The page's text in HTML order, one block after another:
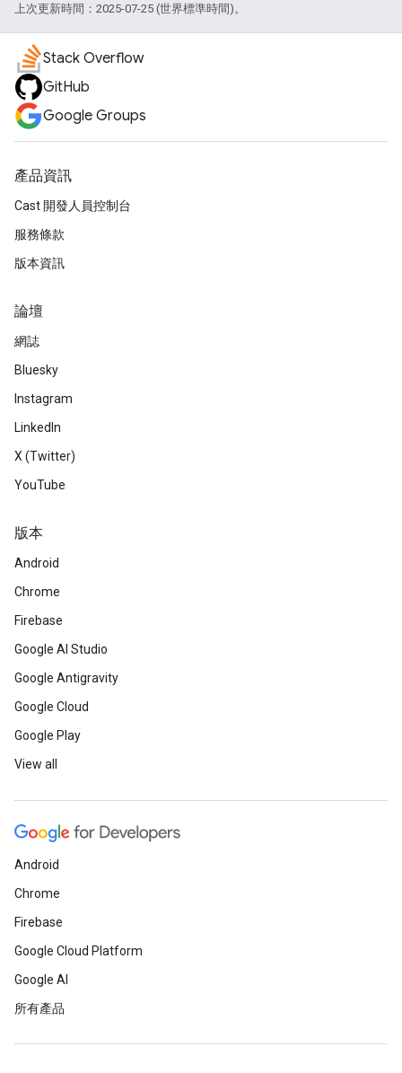
上次更新時間：2025-07-25 (世界標準時間)。
Stack Overflow
GitHub
Google Groups
產品資訊
Cast 開發人員控制台
服務條款
版本資訊
論壇
網誌
Bluesky
Instagram
LinkedIn
X (Twitter)
YouTube
版本
Android
Chrome
Firebase
Google AI Studio
Google Antigravity
Google Cloud
Google Play
View all
Android
Chrome
Firebase
Google Cloud Platform
Google AI
所有產品